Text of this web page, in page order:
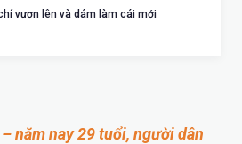
vươn lên và dám làm cái mới
năm nay 29 tuổi, người dân